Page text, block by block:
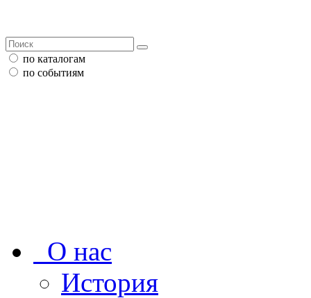
по каталогам
по событиям
О нас
История